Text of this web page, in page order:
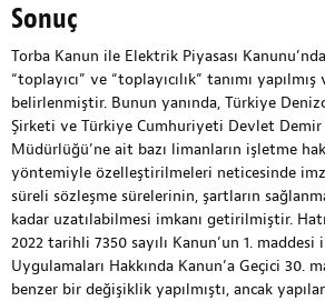
Sonuç
Torba Kanun ile Elektrik Piyasası
“toplayıcı” ve “toplayıcılık” tanımı yapılmış
belirlenmiştir. Bunun yanında, Türkiye
Şirketi ve Türkiye Cumhuriyeti Devlet Demir
Müdürlüğü’ne ait bazı limanların işletme
yöntemiyle özelleştirilmeleri neticesinde
süreli sözleşme sürelerinin, şartların
kadar uzatılabilmesi imkanı getirilmiştir.
2022 tarihli 7350 sayılı Kanun’un 1.
Uygulamaları Hakkında Kanun’a Geçici 30.
benzer bir değişiklik yapılmıştı, ancak